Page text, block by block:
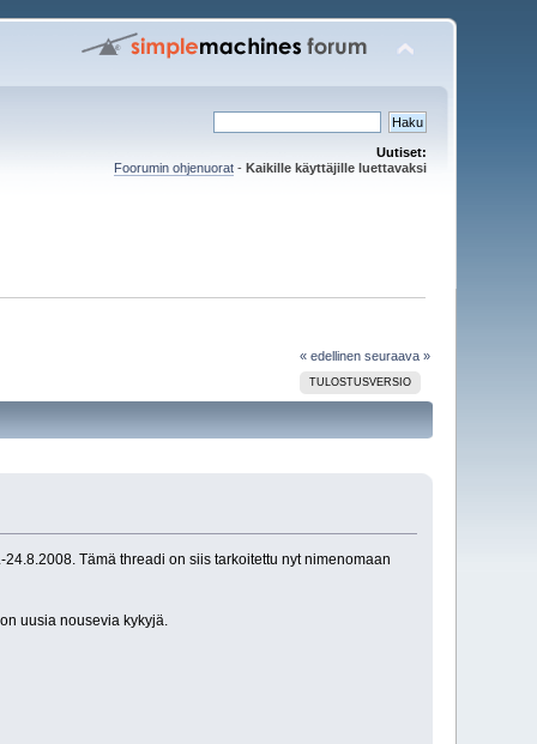
Uutiset:
Foorumin ohjenuorat- Kaikille käyttäjille luettavaksi
« edellinen seuraava »
TULOSTUSVERSIO
Tämä threadi on siis tarkoitettu nyt nimenomaan
uusia nousevia kykyjä.